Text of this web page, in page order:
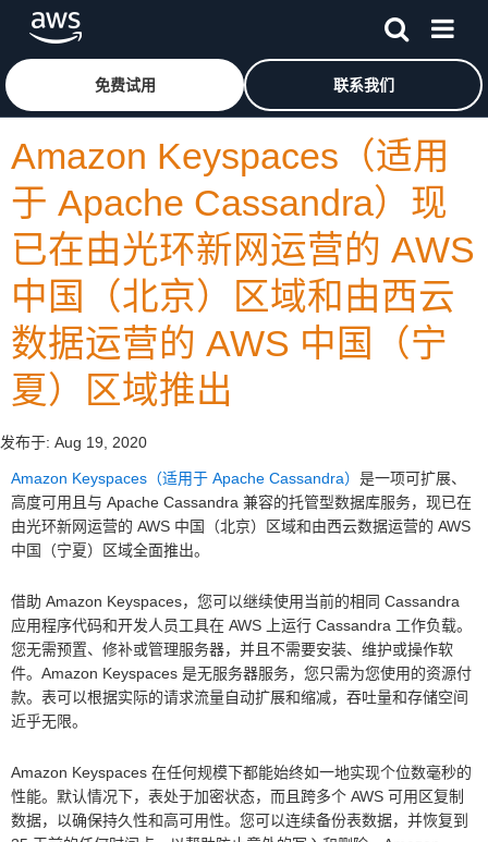
跳至主要内容
免费试用 联系我们
Amazon Keyspaces（适用
于 Apache Cassandra）现
已在由光环新网运营的 AWS
中国（北京）区域和由西云
数据运营的 AWS 中国（宁
夏）区域推出
发布于: Aug 19, 2020
Amazon Keyspaces（适用于 Apache Cassandra） 是一项可扩展、
高度可用且与 Apache Cassandra 兼容的托管型数据库服务，现已在
由光环新网运营的 AWS 中国（北京）区域和由西云数据运营的 AWS
中国（宁夏）区域全面推出。
借助 Amazon Keyspaces，您可以继续使用当前的相同 Cassandra
应用程序代码和开发人员工具在 AWS 上运行 Cassandra 工作负载。
您无需预置、修补或管理服务器，并且不需要安装、维护或操作软
件。Amazon Keyspaces 是无服务器服务，您只需为您使用的资源付
款。表可以根据实际的请求流量自动扩展和缩减，吞吐量和存储空间
近乎无限。
Amazon Keyspaces 在任何规模下都能始终如一地实现个位数毫秒的
性能。默认情况下，表处于加密状态，而且跨多个 AWS 可用区复制
数据，以确保持久性和高可用性。您可以连续备份表数据，并恢复到